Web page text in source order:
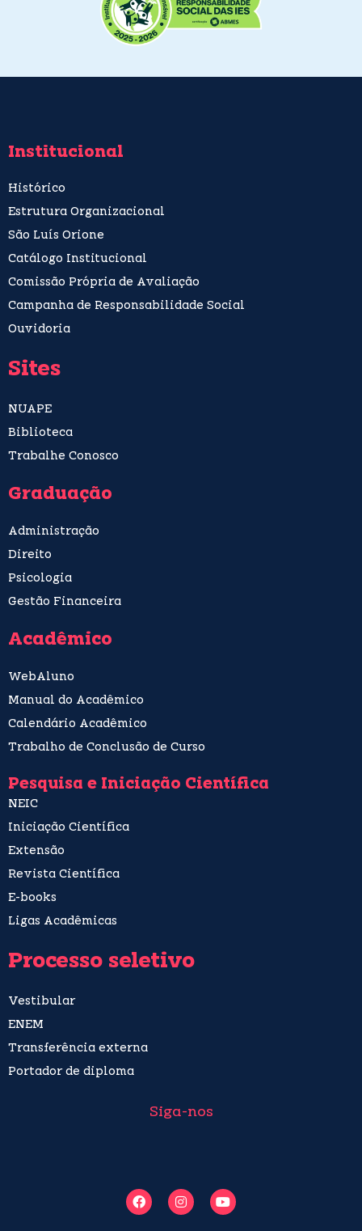
Institucional
Histórico
Estrutura Organizacional
São Luís Orione
Catálogo Institucional
Comissão Própria de Avaliação
Campanha de Responsabilidade Social
Ouvidoria
Sites
NUAPE
Biblioteca
Trabalhe Conosco
Graduação
Administração
Direito
Psicologia
Gestão Financeira
Acadêmico
WebAluno
Manual do Acadêmico
Calendário Acadêmico
Trabalho de Conclusão de Curso
Pesquisa e Iniciação Científica
NEIC
Iniciação Científica
Extensão
Revista Científica
E-books
Ligas Acadêmicas
Processo seletivo
Vestibular
ENEM
Transferência externa
Portador de diploma
Siga-nos
F
a
I
n
Y
o